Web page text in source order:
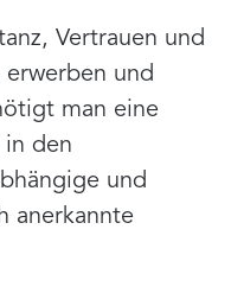
Vertrauen und
und
man eine
in den
und
anerkannte